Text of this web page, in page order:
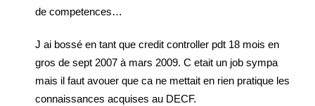
de competences…
J ai bossé en tant que credit controller pdt 18 mois en
gros de sept 2007 à mars 2009. C etait un job sympa
mais il faut avouer que ca ne mettait en rien pratique les
connaissances acquises au DECF.